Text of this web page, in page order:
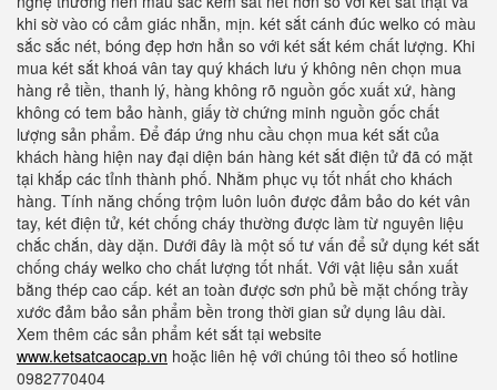
khi sờ vào có cảm giác nhẵn, mịn. két sắt cánh đúc welko có màu
sắc sắc nét, bóng đẹp hơn hẳn so với két sắt kém chất lượng. Khi
mua két sắt khoá vân tay quý khách lưu ý không nên chọn mua
hàng rẻ tiền, thanh lý, hàng không rõ nguồn gốc xuất xứ, hàng
không có tem bảo hành, giấy tờ chứng minh nguồn gốc chất
lượng sản phẩm. Để đáp ứng nhu cầu chọn mua két sắt của
khách hàng hiện nay đại diện bán hàng két sắt điện tử đã có mặt
tại khắp các tỉnh thành phố. Nhằm phục vụ tốt nhất cho khách
hàng. Tính năng chống trộm luôn luôn được đảm bảo do két vân
tay, két điện tử, két chống cháy thường được làm từ nguyên liệu
chắc chắn, dày dặn. Dưới đây là một số tư vấn để sử dụng két sắt
chống cháy welko cho chất lượng tốt nhất. Với vật liệu sản xuất
bằng thép cao cấp. két an toàn được sơn phủ bề mặt chống trầy
xước đảm bảo sản phẩm bền trong thời gian sử dụng lâu dài.
Xem thêm các sản phẩm két sắt tại website
www.ketsatcaocap.vn hoặc liên hệ với chúng tôi theo số hotline
0982770404